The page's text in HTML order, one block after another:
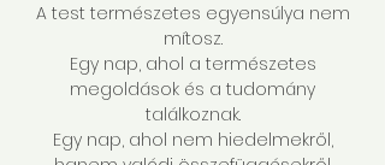
A test természetes egyensúlya nem
mítosz.
Egy nap, ahol a természetes
megoldások és a tudomány
találkoznak.
Egy nap, ahol nem hiedelmekről,